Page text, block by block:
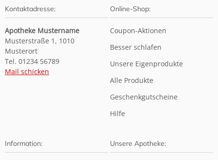
Kontaktadresse:
Apotheke Mustername
Musterstraße 1, 1010
Musterort
Tel. 01234 56789
Mail schicken
Online-Shop:
Coupon-Aktionen
Besser schlafen
Unsere Eigenprodukte
Alle Produkte
Geschenkgutscheine
Hilfe
Information: Unsere Apotheke: